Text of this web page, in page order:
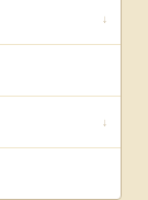
↓
↓